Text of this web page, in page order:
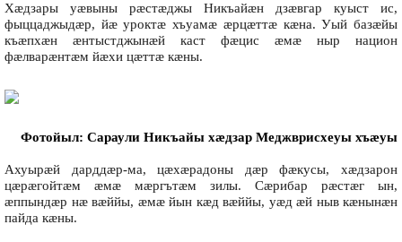
Хæдзары уæвыны рæстæджы Никъайæн дзæвгар куыст ис,
фыццаджыдæр, йæ уроктæ хъуамæ æрцæттæ кæна. Уый базæйы
къæпхæн æнтыстджынæй каст фæцис æмæ ныр национ
фæлварæнтæм йæхи цæттæ кæны.
Фотойыл: Сараули Никъайы хæдзар Меджврисхеуы хъæуы
Ахуырæй дарддæр-ма, цæхæрадоны дæр фæкусы, хæдзарон
цæрæгойтæм æмæ мæргътæм зилы. Сæрибар рæстæг ын,
æппындæр нæ вæййы, æмæ йын кæд вæййы, уæд æй ныв кæнынæн
пайда кæны.